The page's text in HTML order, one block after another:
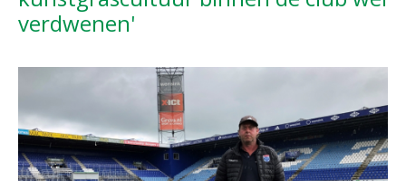
verdwenen'